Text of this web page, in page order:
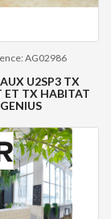
AG02986
U2SP3 TX
ET TX HABITAT
GENIUS